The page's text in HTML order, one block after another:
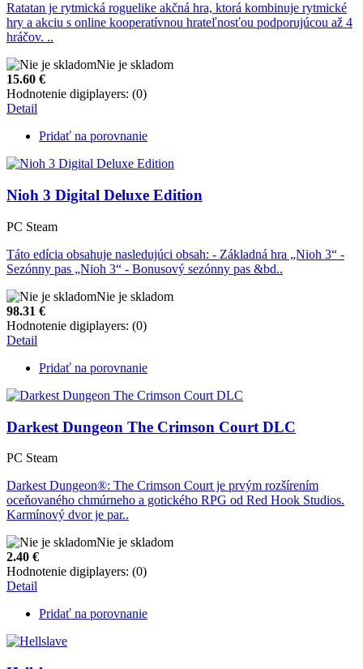
Ratatan je rytmická roguelike akčná hra, ktorá kombinuje rytmické
hry a akciu s online kooperatívnou hrateľnosťou podporujúcou až 4
hráčov. ..
Nie je skladom
15.60 €
Hodnotenie digiplayers: (0)
Detail
Pridať na porovnanie
Nioh 3 Digital Deluxe Edition
PC Steam
Táto edícia obsahuje nasledujúci obsah: - Základná hra „Nioh 3“ -
Sezónny pas „Nioh 3“ - Bonusový sezónny pas &bd..
Nie je skladom
98.31 €
Hodnotenie digiplayers: (0)
Detail
Pridať na porovnanie
Darkest Dungeon The Crimson Court DLC
PC Steam
Darkest Dungeon®: The Crimson Court je prvým rozšírením
oceňovaného chmúrneho a gotického RPG od Red Hook Studios.
Karmínový dvor je par..
Nie je skladom
2.40 €
Hodnotenie digiplayers: (0)
Detail
Pridať na porovnanie